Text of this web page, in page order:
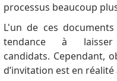
processus beaucoup
L'un de ces
tendance à
candidats. Cependant,
d’invitation est en réalité